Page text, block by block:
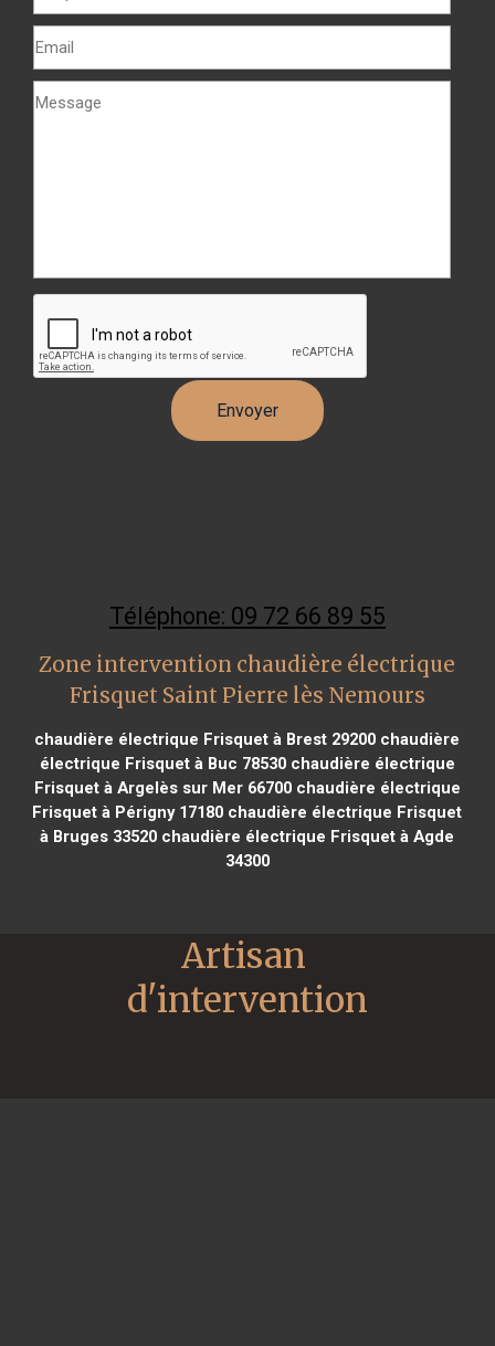
Téléphone: 09 72 66 89 55
Zone intervention chaudière électrique
Frisquet Saint Pierre lès Nemours
chaudière électrique Frisquet à Brest 29200 chaudière
électrique Frisquet à Buc 78530chaudière électrique
Frisquet à Argelès sur Mer 66700chaudière électrique
Frisquet à Périgny 17180 chaudière électrique Frisquet
à Bruges 33520 chaudière électrique Frisquet à Agde
34300
Artisan
d'intervention